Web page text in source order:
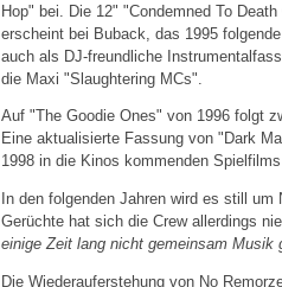
Hop" bei. Die 12" "Condemned To
erscheint bei Buback, das 1995
auch als DJ-freundliche
die Maxi "Slaughtering MCs".
Auf "The Goodie Ones" von 1996 folgt
Eine aktualisierte Fassung von "Dark
1998 in die Kinos kommenden
In den folgenden Jahren wird es still
Gerüchte hat sich die Crew allerdings
einige Zeit lang nicht gemeinsam Musik
Die Wiederauferstehung von No